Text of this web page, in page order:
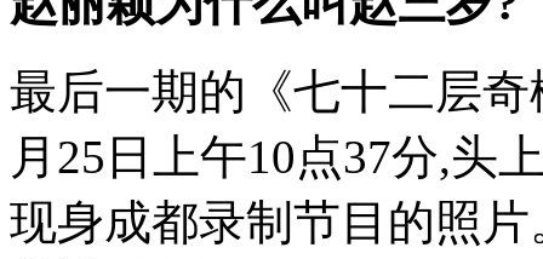
最后一期的《七十二层
月25日上午10点37分,头
现身成都录制节目的照